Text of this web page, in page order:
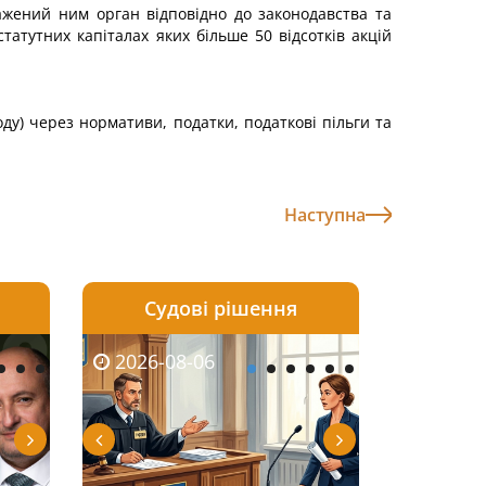
ним орган відповідно до законодавства та
капіталах яких більше 50 відсотків акцій
через нормативи, податки, податкові пільги та
Наступна
2026-08-05 2026-08-04
2026-08-03 2026-08-03
2026-06-08 2026-06-01
Судові рішення
2026-08-06